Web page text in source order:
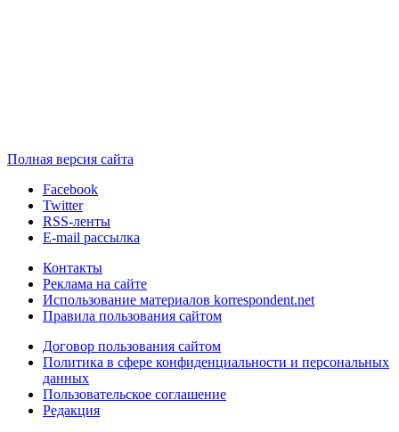
Полная версия сайта
Facebook
Twitter
RSS-ленты
E-mail рассылка
Контакты
Реклама на сайте
Использование материалов korrespondent.net
Правила пользования сайтом
Договор пользования сайтом
Политика в сфере конфиденциальности и персональных
данных
Пользовательское соглашение
Редакция